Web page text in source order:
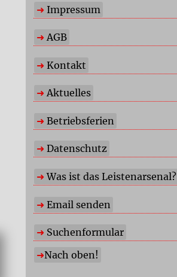
Impressum
AGB
Kontakt
Aktuelles
Betriebsferien
Datenschutz
Was ist das Leistenarsenal?
Email senden
Suchenformular
Nach oben!